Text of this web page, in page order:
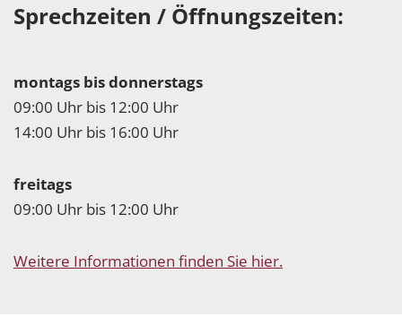
Sprechzeiten / Öffnungszeiten:
montags bis donnerstags
09:00 Uhr bis 12:00 Uhr
14:00 Uhr bis 16:00 Uhr
freitags
09:00 Uhr bis 12:00 Uhr
Weitere Informationen finden Sie hier.